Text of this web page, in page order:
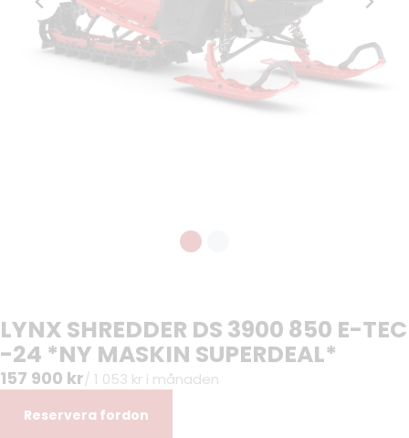
LYNX SHREDDER DS 3900 850 E-TEC
-24 *NY MASKIN SUPERDEAL*
157 900 kr/ 1 053 kr i månaden
Reservera fordon